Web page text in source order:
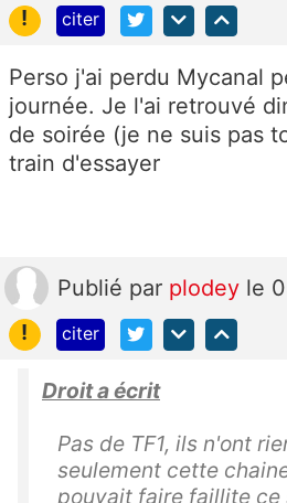
!
citer
Perso j'ai perdu Mycanal
journée. Je l'ai retrouvé
de soirée (je ne suis pas
train d'essayer
Publié par plodey le
!
citer
Droit a écrit
Pas de TF1, ils n'ont
seulement cette
pouvait faire faillite ce